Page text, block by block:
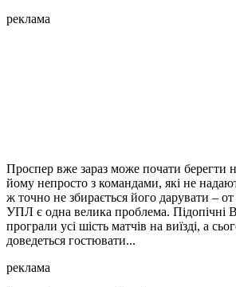
реклама
Проспер вже зараз може почати берегти
йому непросто з командами, які не
ж точно не збирається його дарувати –
УПЛ є одна велика проблема. Підопічні
програли усі шість матчів на виїзді, а
доведеться гостювати...
реклама